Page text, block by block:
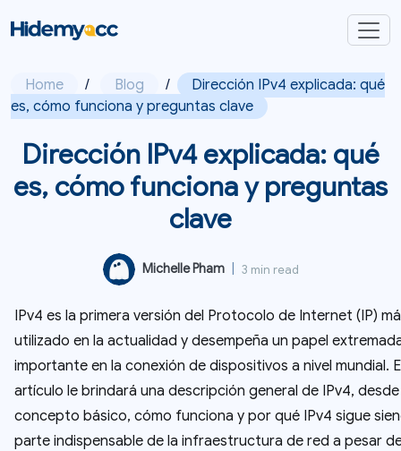
Home / Blog /
Dirección IPv4 explicada: qué
es, cómo funciona y preguntas clave
Dirección IPv4 explicada: qué
es, cómo funciona y preguntas
clave
Michelle Pham 3 min read
IPv4 es la primera versión del Protocolo de Internet (IP)
utilizado en la actualidad y desempeña un papel
importante en la conexión de dispositivos a nivel mundial.
artículo le brindará una descripción general de IPv4,
concepto básico, cómo funciona y por qué IPv4 sigue
parte indispensable de la infraestructura de red a pesar